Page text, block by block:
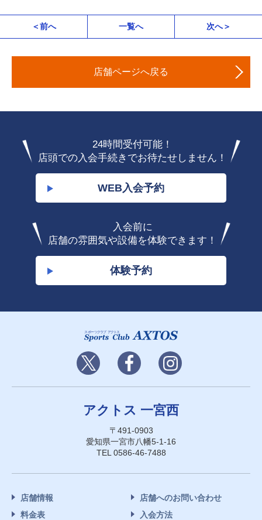
＜前へ 一覧へ 次へ＞
店舗ページへ戻る
24時間受付可能！
店頭での入会手続きでお待たせしません！
WEB入会予約
入会前に
店舗の雰囲気や設備を体験できます！
体験予約
アクトス 一宮西
〒491-0903
愛知県一宮市八幡5-1-16
TEL 0586-46-7488
店舗情報
料金表
店舗へのお問い合わせ
入会方法